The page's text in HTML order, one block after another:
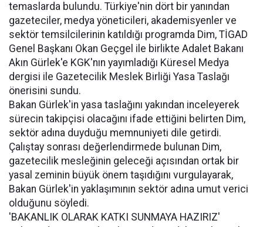
temaslarda bulundu. Türkiye'nin dört bir yanından
gazeteciler, medya yöneticileri, akademisyenler ve
sektör temsilcilerinin katıldığı programda Dim, TİGAD
Genel Başkanı Okan Geçgel ile birlikte Adalet Bakanı
Akın Gürlek'e KGK'nın yayımladığı Küresel Medya
dergisi ile Gazetecilik Meslek Birliği Yasa Taslağı
önerisini sundu.
Bakan Gürlek'in yasa taslağını yakından inceleyerek
sürecin takipçisi olacağını ifade ettiğini belirten Dim,
sektör adına duyduğu memnuniyeti dile getirdi.
Çalıştay sonrası değerlendirmede bulunan Dim,
gazetecilik mesleğinin geleceği açısından ortak bir
yasal zeminin büyük önem taşıdığını vurgulayarak,
Bakan Gürlek'in yaklaşımının sektör adına umut verici
olduğunu söyledi.
'BAKANLIK OLARAK KATKI SUNMAYA HAZIRIZ'